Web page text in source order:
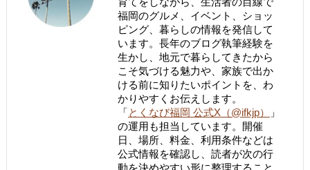
福岡のグルメ、イベント、ショッ
ピング、暮らしの情報を発信して
います。長年のブログ執筆経験を
生かし、地元で暮らしてきたから
こそ気づける魅力や、家族で出か
ける前に知りたいポイントを、わ
かりやすくお伝えします。
「とくなび福岡 公式X（@ifkjp）
」
の運用も担当しています。開催
日、場所、料金、利用条件などは
公式情報を確認し、読者が次の行